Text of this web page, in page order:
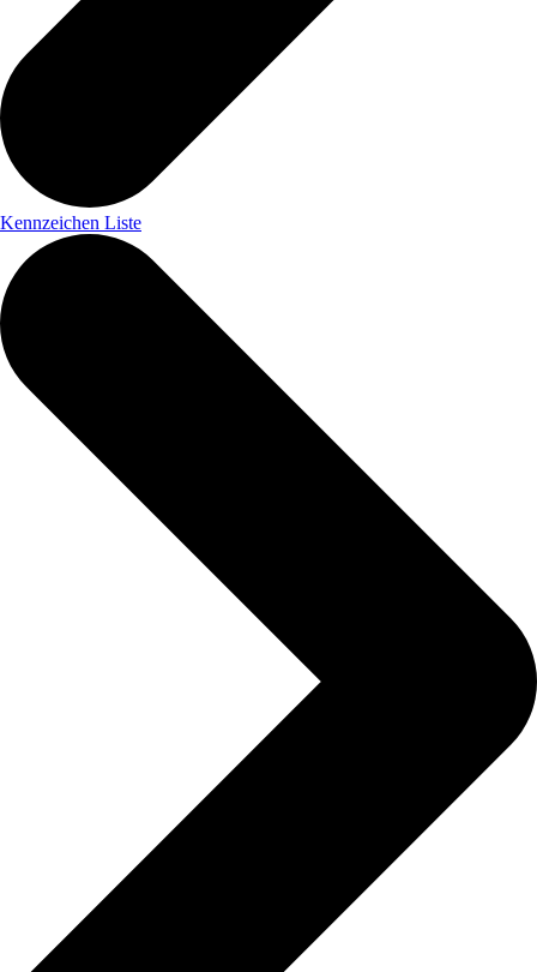
Kennzeichen Liste